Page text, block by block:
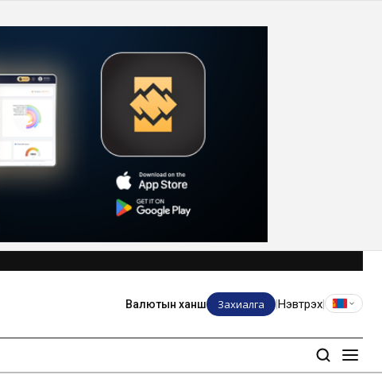
Валютын ханш Захиалга Нэвтрэх